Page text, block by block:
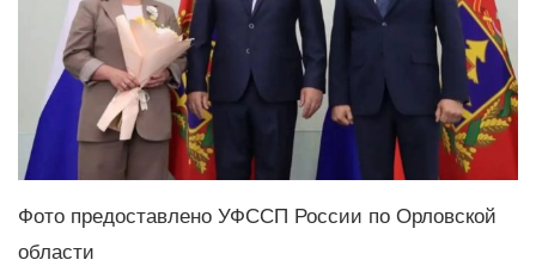
Фото предоставлено УФССП России по Орловской
области